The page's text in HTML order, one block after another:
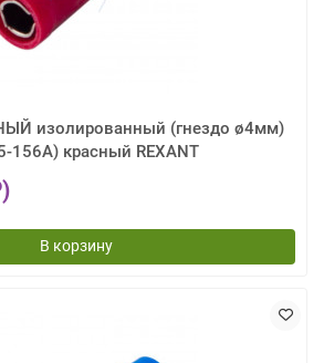
изолированный (гнездо ø4мм)
156A) красный REXANT
В корзину